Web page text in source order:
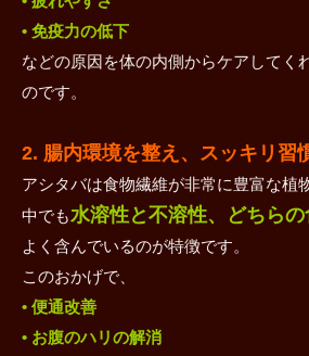
• 免疫力の低下
などの原因を体の内側からケアしてく
のです。
2. 腸内環境を整え、スッキリ習
アシタバは食物繊維が非常に豊富な植物
中でも水溶性と不溶性、どちら
よく含んでいるのが特徴です。
このおかげで、
• 便通改善
• お腹のハリの解消